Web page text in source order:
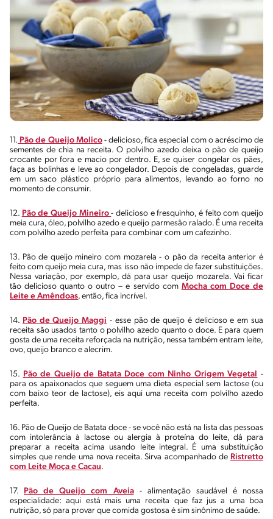
11. Pão de Queijo Molico- delicioso, fica especial com o acréscimo de
sementes de chia na receita. O polvilho azedo deixa o pão de queijo
crocante por fora e macio por dentro. E, se quiser congelar os pães,
faça as bolinhas e leve ao congelador. Depois de congeladas, guarde
em um saco plástico próprio para alimentos, levando ao forno no
momento de consumir.
12. Pão de Queijo Mineiro- delicioso e fresquinho, é feito com queijo
meia cura, óleo, polvilho azedo e queijo parmesão ralado. É uma receita
com polvilho azedo perfeita para combinar com um cafezinho.
13. Pão de queijo mineiro com mozarela - o pão da receita anterior é
feito com queijo meia cura, mas isso não impede de fazer substituições.
Nessa variação, por exemplo, dá para usar queijo mozarela. Vai ficar
tão delicioso quanto o outro – e servido com Mocha com Doce de
Leite e Amêndoas, então, fica incrível.
14. Pão de Queijo Maggi - esse pão de queijo é delicioso e em sua
receita são usados tanto o polvilho azedo quanto o doce. E para quem
gosta de uma receita reforçada na nutrição, nessa também entram leite,
ovo, queijo branco e alecrim.
15. Pão de Queijo de Batata Doce com Ninho Origem Vegetal
-
para os apaixonados que seguem uma dieta especial sem lactose (ou
com baixo teor de lactose), eis aqui uma receita com polvilho azedo
perfeita.
16. Pão de Queijo de Batata doce - se você não está na lista das pessoas
com intolerância à lactose ou alergia à proteína do leite, dá para
preparar a receita acima usando leite integral. É uma substituição
simples que rende uma nova receita. Sirva acompanhado de Ristretto
com Leite Moça e Cacau.
17. Pão de Queijo com Aveia- alimentação saudável é nossa
especialidade: aqui está mais uma receita que faz jus a uma boa
nutrição, só para provar que comida gostosa é sim sinônimo de saúde.